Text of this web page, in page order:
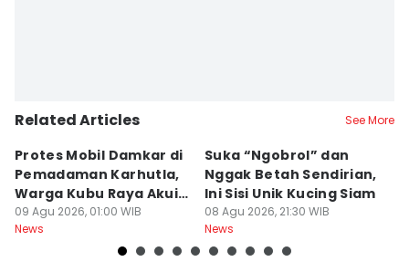
Related Articles See More
Protes Mobil Damkar di
Pemadaman Karhutla,
Warga Kubu Raya Akui
Khilaf
09 Agu 2026, 01:00 WIB
News
Suka “Ngobrol” dan
Nggak Betah Sendirian,
Ini Sisi Unik Kucing Siam
08 Agu 2026, 21:30 WIB
News